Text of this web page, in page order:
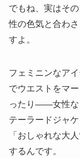
でもね、実はそ
性の色気と合わ
すよ。
フェミニンなア
でウエストをマ
ったり——女性な
テーラードジャ
「おしゃれな大
するんです。